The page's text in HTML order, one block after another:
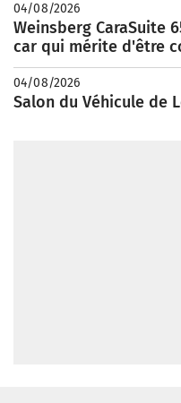
04/08/2026
Weinsberg CaraSuite
car qui mérite d'être
04/08/2026
Salon du Véhicule de